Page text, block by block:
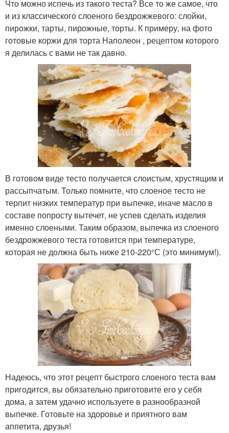
Что можно испечь из такого теста? Все то же самое, что
и из классического слоеного бездрожжевого: слойки,
пирожки, тарты, пирожные, торты. К примеру, на фото
готовые коржи для торта Наполеон , рецептом которого
я делилась с вами не так давно.
В готовом виде тесто получается слоистым, хрустящим и
рассыпчатым. Только помните, что слоеное тесто не
терпит низких температур при выпечке, иначе масло в
составе попросту вытечет, не успев сделать изделия
именно слоеными. Таким образом, выпечка из слоеного
бездрожжевого теста готовится при температуре,
которая не должна быть ниже 210-220°С (это минимум!).
Надеюсь, что этот рецепт быстрого слоеного теста вам
пригодится, вы обязательно приготовите его у себя
дома, а затем удачно используете в разнообразной
выпечке. Готовьте на здоровье и приятного вам
аппетита, друзья!